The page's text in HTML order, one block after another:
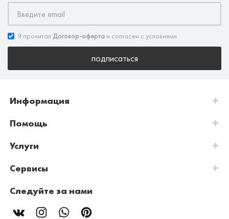
Я прочитал Договор-оферта и согласен с условиями
подписаться
Информация
Помощь
Услуги
Сервисы
Следуйте за нами